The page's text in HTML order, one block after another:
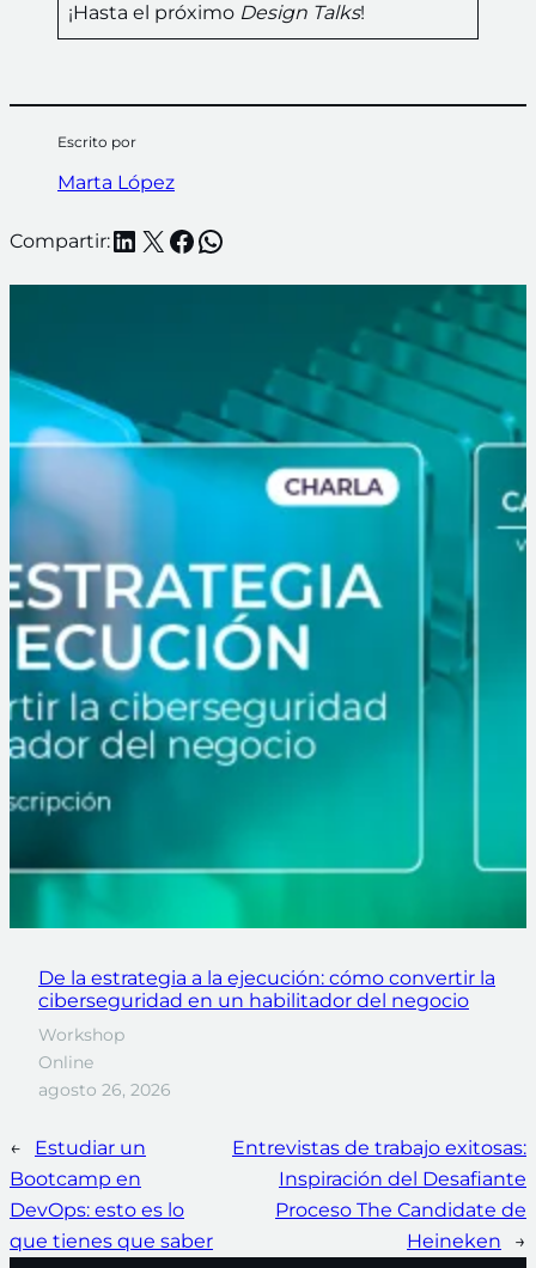
¡Hasta el próximo Design Talks!
Escrito por
Marta López
Compartir:LinkedIn
X Facebook
WhatsApp
De la estrategia a la ejecución: cómo convertir la
ciberseguridad en un habilitador del negocio
Workshop
Online
agosto 26, 2026
←
Estudiar un
Bootcamp en
DevOps: esto es lo
que tienes que saber
Entrevistas de trabajo exitosas:
Inspiración del Desafiante
Proceso The Candidate de
Heineken
→